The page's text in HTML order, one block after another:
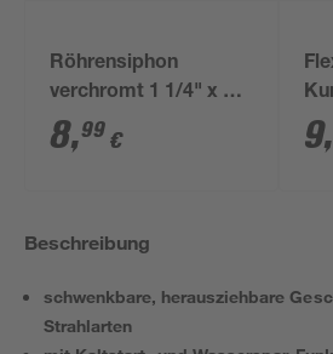
Röhrensiphon
verchromt 1 1/4" x 32
mm
8,99 €
x
9
Beschreibung
schwenkbare, herausziehbare
Strahlarten